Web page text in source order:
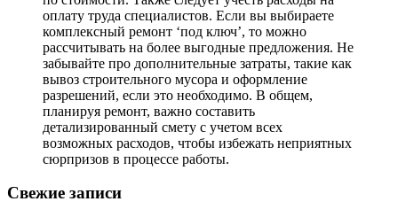
оплату труда специалистов. Если вы выбираете
комплексный ремонт ‘под ключ’, то можно
рассчитывать на более выгодные предложения. Не
забывайте про дополнительные затраты, такие как
вывоз строительного мусора и оформление
разрешений, если это необходимо. В общем,
планируя ремонт, важно составить
детализированный смету с учетом всех
возможных расходов, чтобы избежать неприятных
сюрпризов в процессе работы.
Свежие записи